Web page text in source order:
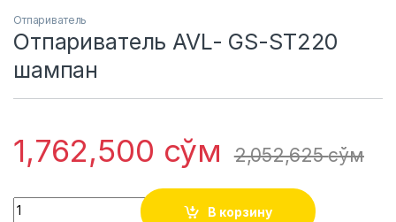
Отпариватель
Отпариватель AVL- GS-ST220
шампан
1,762,500 сўм 2,052,625сўм
Quantity
В корзину